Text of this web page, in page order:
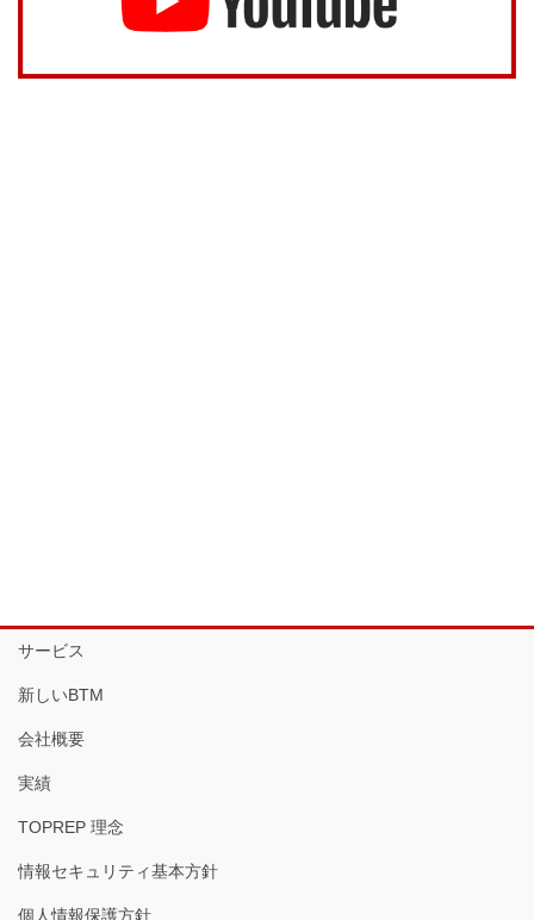
サービス
新しいBTM
会社概要
実績
TOPREP 理念
情報セキュリティ基本方針
個人情報保護方針